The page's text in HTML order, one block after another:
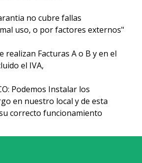
no cubre fallas
uso, o por factores externos"
realizan Facturas A o B y en el
el IVA,
Podemos Instalar los
en nuestro local y de esta
correcto funcionamiento